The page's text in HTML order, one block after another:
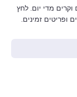
מדי יום. לחץ
ופריטים זמינים.